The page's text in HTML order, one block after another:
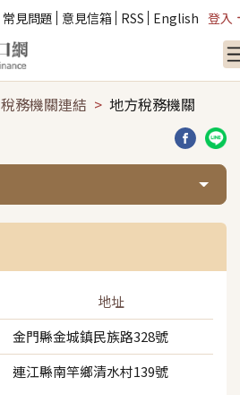
常見問題 意見信箱 RSS English 登入
稅務機關連結 地方稅務機關
分享到
分
地址
金門縣金城鎮民族路328號
連江縣南竿鄉清水村139號